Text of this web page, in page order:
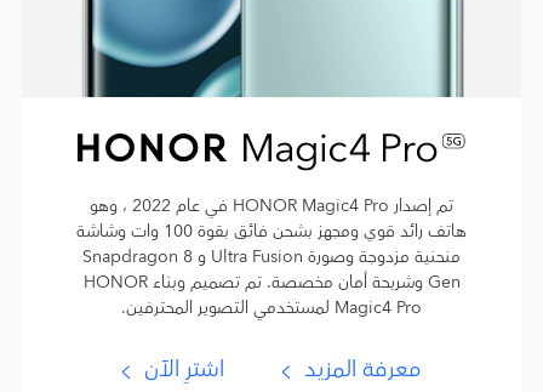
تم إصدار HONOR Magic4 Pro في عام 2022 ، وهو
هاتف رائد قوي ومجهز بشحن فائق بقوة 100 وات وشاشة
منحنية مزدوجة وصورة Ultra Fusion و Snapdragon 8
Gen وشريحة أمان مخصصة. تم تصميم وبناء HONOR
Magic4 Pro لمستخدمي التصوير المحترفين.
معرفة المزيد اشترِ الآن